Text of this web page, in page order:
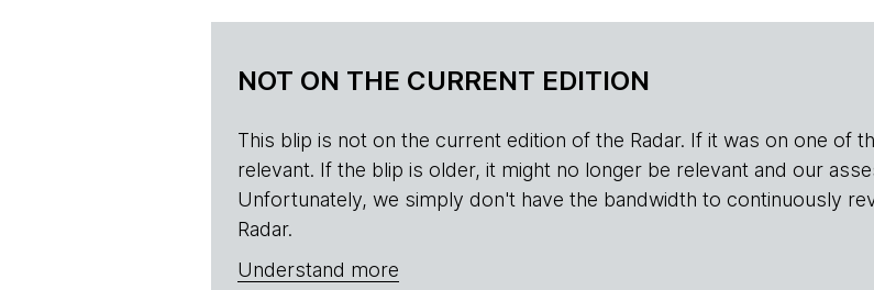
NOT ON THE CURRENT EDITION
This blip is not on the current edition of the Radar. If it was on one of
relevant. If the blip is older, it might no longer be relevant and our
Unfortunately, we simply don't have the bandwidth to continuously
Radar.
Understand more